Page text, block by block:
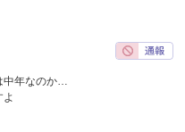
中年なのか…
よ